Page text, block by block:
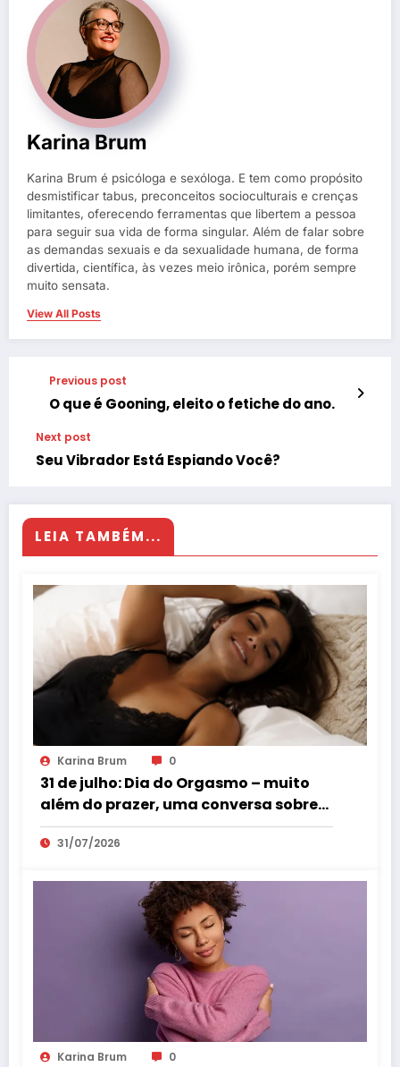
Karina Brum
Karina Brum é psicóloga e sexóloga. E tem como propósito
desmistificar tabus, preconceitos socioculturais e crenças
limitantes, oferecendo ferramentas que libertem a pessoa
para seguir sua vida de forma singular. Além de falar sobre
as demandas sexuais e da sexualidade humana, de forma
divertida, científica, às vezes meio irônica, porém sempre
muito sensata.
View All Posts
Previous post
O que é Gooning, eleito o fetiche do ano.
Next post
Seu Vibrador Está Espiando Você?
LEIA TAMBÉM...
Karina Brum 0
31 de julho: Dia do Orgasmo – muito
além do prazer, uma conversa sobre
saúde feminina
31/07/2026
Karina Brum 0